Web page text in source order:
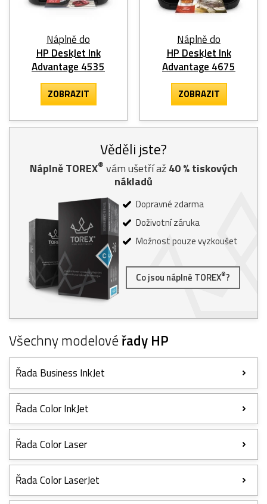
Náplně do
HP DeskJet Ink
Advantage 4535
ZOBRAZIT
Náplně do
HP DeskJet Ink
Advantage 4675
ZOBRAZIT
Věděli jste?
Náplně TOREX® vám ušetří až40% tiskových
nákladů
Dopravné zdarma
Doživotní záruka
Možnost pouze vyzkoušet
Co jsou náplně TOREX®?
Všechny modelovéřady HP
Řada Business InkJet
Řada Color InkJet
Řada Color Laser
Řada Color LaserJet